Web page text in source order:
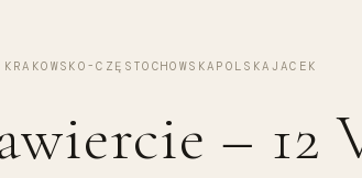
CZĘSTOCHOWSKA POLSKA JACEK
– 12